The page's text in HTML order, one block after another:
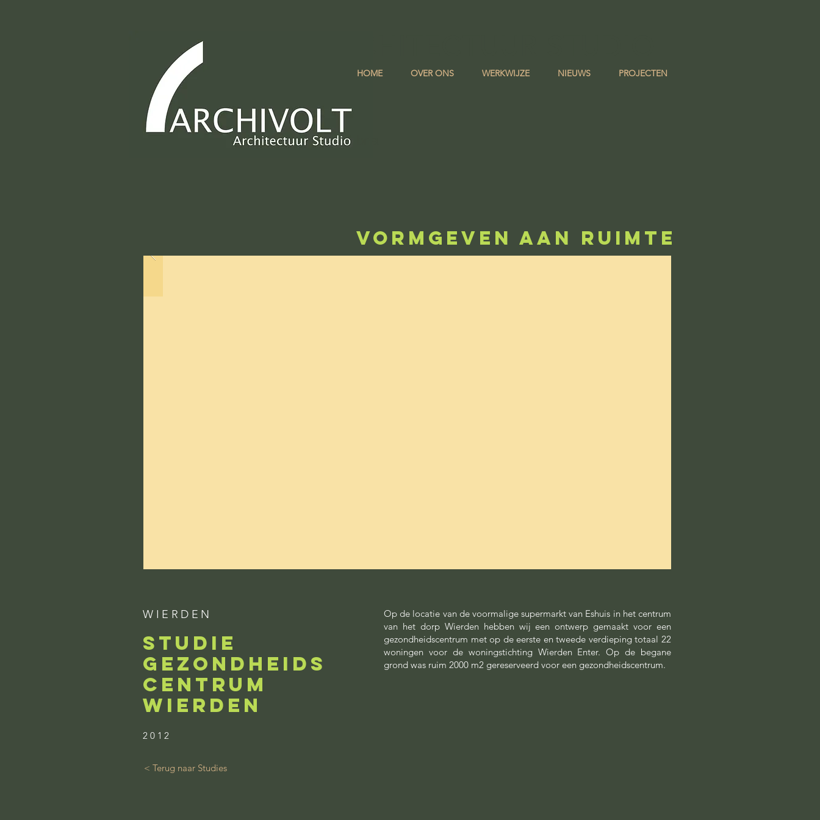
ARCHIVOLT ARCHITECTUUR STUDIO
HOME OVER ONS WERKWIJZE NIEUWS PROJECTEN
WIERDEN
STUDIE
GEZONDHEIDS
CENTRUM
WIERDEN
2012
Op de locatie van de voormalige supermarkt van Eshuis in het centrum
van het dorp Wierden hebben wij een ontwerp gemaakt voor een
gezondheidscentrum met op de eerste en tweede verdieping totaal 22
woningen voor de woningstichting Wierden Enter. Op de begane
grond was ruim 2000 m2 gereserveerd voor een gezondheidscentrum.
< Terug naar Studies
VORMGEVEN AAN RUIMTE